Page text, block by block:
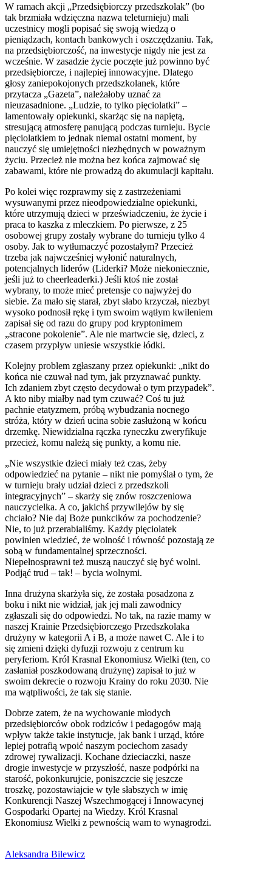
W ramach akcji „Przedsiębiorczy przedszkolak” (bo
tak brzmiała wdzięczna nazwa teleturnieju) mali
uczestnicy mogli popisać się swoją wiedzą o
pieniądzach, kontach bankowych i oszczędzaniu. Tak,
na przedsiębiorczość, na inwestycje nigdy nie jest za
wcześnie. W zasadzie życie poczęte już powinno być
przedsiębiorcze, i najlepiej innowacyjne. Dlatego
głosy zaniepokojonych przedszkolanek, które
przytacza „Gazeta”, należałoby uznać za
nieuzasadnione. „Ludzie, to tylko pięciolatki” –
lamentowały opiekunki, skarżąc się na napiętą,
stresującą atmosferę panującą podczas turnieju. Bycie
pięciolatkiem to jednak niemal ostatni moment, by
nauczyć się umiejętności niezbędnych w poważnym
życiu. Przecież nie można bez końca zajmować się
zabawami, które nie prowadzą do akumulacji kapitału.
Po kolei więc rozprawmy się z zastrzeżeniami
wysuwanymi przez nieodpowiedzialne opiekunki,
które utrzymują dzieci w przeświadczeniu, że życie i
praca to kaszka z mleczkiem. Po pierwsze, z 25
osobowej grupy zostały wybrane do turnieju tylko 4
osoby. Jak to wytłumaczyć pozostałym? Przecież
trzeba jak najwcześniej wyłonić naturalnych,
potencjalnych liderów (Liderki? Może niekoniecznie,
jeśli już to cheerleaderki.) Jeśli ktoś nie został
wybrany, to może mieć pretensje co najwyżej do
siebie. Za mało się starał, zbyt słabo krzyczał, niezbyt
wysoko podnosił rękę i tym swoim wątłym kwileniem
zapisał się od razu do grupy pod kryptonimem
„stracone pokolenie”. Ale nie martwcie się, dzieci, z
czasem przypływ uniesie wszystkie łódki.
Kolejny problem zgłaszany przez opiekunki: „nikt do
końca nie czuwał nad tym, jak przyznawać punkty.
Ich zdaniem zbyt często decydował o tym przypadek”.
A kto niby miałby nad tym czuwać? Coś tu już
pachnie etatyzmem, próbą wybudzania nocnego
stróża, który w dzień ucina sobie zasłużoną w końcu
drzemkę. Niewidzialna rączka ryneczku zweryfikuje
przecież, komu należą się punkty, a komu nie.
„Nie wszystkie dzieci miały też czas, żeby
odpowiedzieć na pytanie – nikt nie pomyślał o tym, że
w turnieju brały udział dzieci z przedszkoli
integracyjnych” – skarży się znów roszczeniowa
nauczycielka. A co, jakichś przywilejów by się
chciało? Nie daj Boże punkcików za pochodzenie?
Nie, to już przerabialiśmy. Każdy pięciolatek
powinien wiedzieć, że wolność i równość pozostają ze
sobą w fundamentalnej sprzeczności.
Niepełnosprawni też muszą nauczyć się być wolni.
Podjąć trud – tak! – bycia wolnymi.
Inna drużyna skarżyła się, że została posadzona z
boku i nikt nie widział, jak jej mali zawodnicy
zgłaszali się do odpowiedzi. No tak, na razie mamy w
naszej Krainie Przedsiębiorczego Przedszkolaka
drużyny w kategorii A i B, a może nawet C. Ale i to
się zmieni dzięki dyfuzji rozwoju z centrum ku
peryferiom. Król Krasnal Ekonomiusz Wielki (ten, co
zasłaniał poszkodowaną drużynę) zapisał to już w
swoim dekrecie o rozwoju Krainy do roku 2030. Nie
ma wątpliwości, że tak się stanie.
Dobrze zatem, że na wychowanie młodych
przedsiębiorców obok rodziców i pedagogów mają
wpływ także takie instytucje, jak bank i urząd, które
lepiej potrafią wpoić naszym pociechom zasady
zdrowej rywalizacji. Kochane dzieciaczki, nasze
drogie inwestycje w przyszłość, nasze podpórki na
starość, pokonkurujcie, poniszczcie się jeszcze
troszkę, pozostawiajcie w tyle słabszych w imię
Konkurencji Naszej Wszechmogącej i Innowacynej
Gospodarki Opartej na Wiedzy. Król Krasnal
Ekonomiusz Wielki z pewnością wam to wynagrodzi.
Aleksandra Bilewicz